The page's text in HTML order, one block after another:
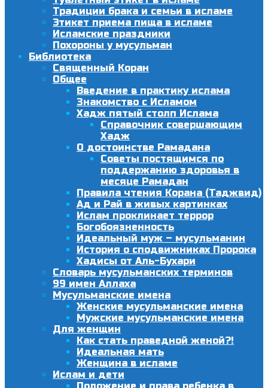
Традиции брака и семьи в исламе
Этикет приема пища в исламе
Исламские праздники
Похороны у мусульман
Библиотека
Священный Коран
Общее
Введение в практику ислама
Знакомство с Исламом
Хадж пятый столп Ислама
Справочник совершающим
Хадж
О достоинстве Рамадана
Советы постящимся по
поддержанию здоровья в
месяце Рамадан
Правила чтения Корана (Таджвид)
Ад и Рай в живых картинках
Ислам проклинает террор
Богобоязненность
Идеальный муж – мусульманин
История о сподвижниках Пророка
Хадисы от Аль-Бухари
Словарь мусульманских терминов
99 имен Аллаха
Мусульманские имена
Женские мусульманские имена
Мужские мусульманские имена
Для женщин
Как стать праведной женой?!
Идеальная мать
Женщина в исламе
Ислам и дети